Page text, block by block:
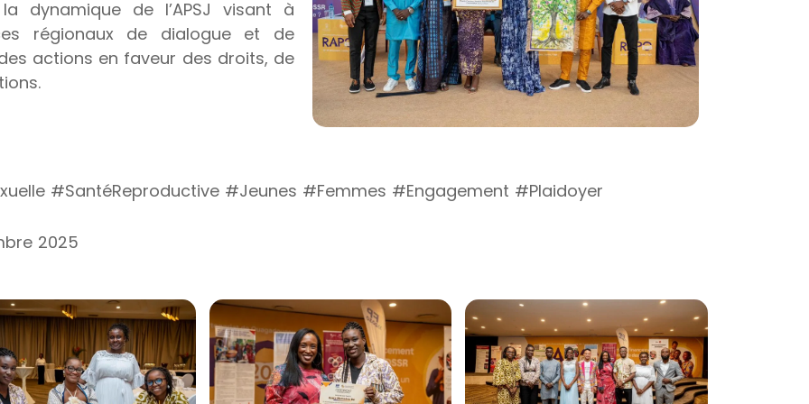
dynamique de l’APSJ visant à
régionaux de dialogue et de
actions en faveur des droits, de
#SantéReproductive #Jeunes #Femmes #Engagement #Plaidoyer
2025